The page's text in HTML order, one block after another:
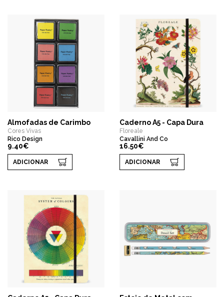
Almofadas de Carimbo
Cores Vivas
Rico Design
9.40€
ADICIONAR
Caderno A5 - Capa Dura
Floreale
Cavallini And Co
16.50€
ADICIONAR